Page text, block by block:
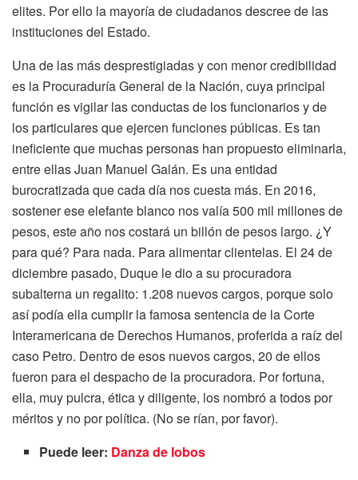
elites. Por ello la mayoría de ciudadanos descree de las
instituciones del Estado.
Una de las más desprestigiadas y con menor credibilidad
es la Procuraduría General de la Nación, cuya principal
función es vigilar las conductas de los funcionarios y de
los particulares que ejercen funciones públicas. Es tan
ineficiente que muchas personas han propuesto eliminarla,
entre ellas Juan Manuel Galán. Es una entidad
burocratizada que cada día nos cuesta más. En 2016,
sostener ese elefante blanco nos valía 500 mil millones de
pesos, este año nos costará un billón de pesos largo. ¿Y
para qué? Para nada. Para alimentar clientelas. El 24 de
diciembre pasado, Duque le dio a su procuradora
subalterna un regalito: 1.208 nuevos cargos, porque solo
así podía ella cumplir la famosa sentencia de la Corte
Interamericana de Derechos Humanos, proferida a raíz del
caso Petro. Dentro de esos nuevos cargos, 20 de ellos
fueron para el despacho de la procuradora. Por fortuna,
ella, muy pulcra, ética y diligente, los nombró a todos por
méritos y no por política. (No se rían, por favor).
Puede leer: Danza de lobos